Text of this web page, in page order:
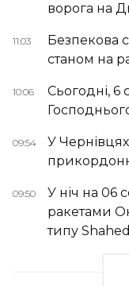
ворога на
11:03
Безпекова
станом на
10:06
Сьогодні, 6
09:54
У
09:50
У ніч на 06
ракетами
типу Shahed